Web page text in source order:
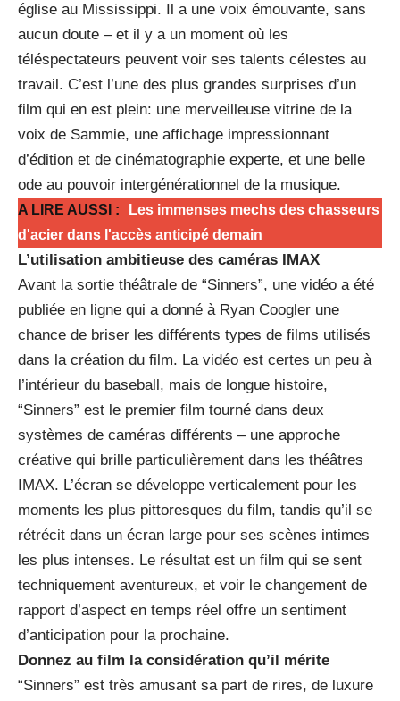
église au Mississippi. Il a une voix émouvante, sans
aucun doute – et il y a un moment où les
téléspectateurs peuvent voir ses talents célestes au
travail. C’est l’une des plus grandes surprises d’un
film qui en est plein: une merveilleuse vitrine de la
voix de Sammie, une affichage impressionnant
d’édition et de cinématographie experte, et une belle
ode au pouvoir intergénérationnel de la musique.
A LIRE AUSSI :
Les immenses mechs des chasseurs
d'acier dans l'accès anticipé demain
L’utilisation ambitieuse des caméras IMAX
Avant la sortie théâtrale de “Sinners”, une vidéo a été
publiée en ligne qui a donné à Ryan Coogler une
chance de briser les différents types de films utilisés
dans la création du film. La vidéo est certes un peu à
l’intérieur du baseball, mais de longue histoire,
“Sinners” est le premier film tourné dans deux
systèmes de caméras différents – une approche
créative qui brille particulièrement dans les théâtres
IMAX. L’écran se développe verticalement pour les
moments les plus pittoresques du film, tandis qu’il se
rétrécit dans un écran large pour ses scènes intimes
les plus intenses. Le résultat est un film qui se sent
techniquement aventureux, et voir le changement de
rapport d’aspect en temps réel offre un sentiment
d’anticipation pour la prochaine.
Donnez au film la considération qu’il mérite
“Sinners” est très amusant sa part de rires, de luxure